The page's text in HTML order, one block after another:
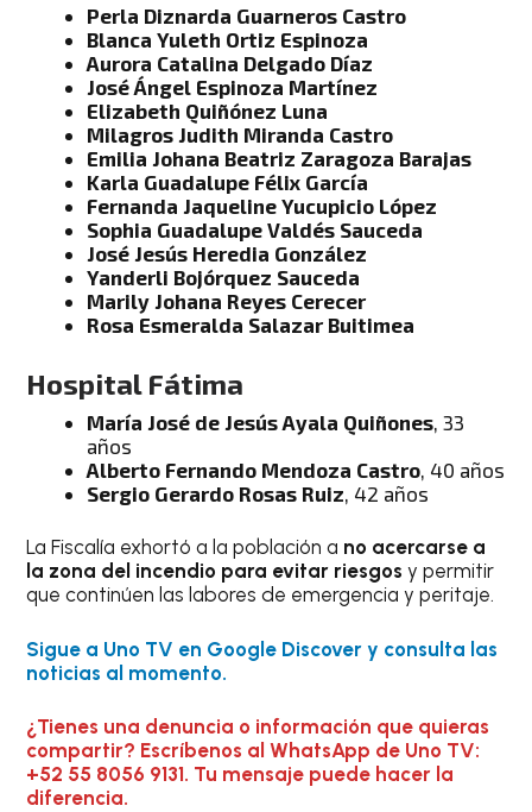
Perla Diznarda Guarneros Castro
Blanca Yuleth Ortiz Espinoza
Aurora Catalina Delgado Díaz
José Ángel Espinoza Martínez
Elizabeth Quiñónez Luna
Milagros Judith Miranda Castro
Emilia Johana Beatriz Zaragoza Barajas
Karla Guadalupe Félix García
Fernanda Jaqueline Yucupicio López
Sophia Guadalupe Valdés Sauceda
José Jesús Heredia González
Yanderli Bojórquez Sauceda
Marily Johana Reyes Cerecer
Rosa Esmeralda Salazar Buitimea
Hospital Fátima
María José de Jesús Ayala Quiñones , 33
años
Alberto Fernando Mendoza Castro , 40 años
Sergio Gerardo Rosas Ruiz , 42 años
La Fiscalía exhortó a la población a no acercarse a
la zona del incendio para evitar riesgosy permitir
que continúen las labores de emergencia y peritaje.
Sigue a Uno TV en Google Discover y consulta las
noticias al momento.
¿Tienes una denuncia o información que quieras
compartir? Escríbenos al WhatsApp de Uno TV:
+52 55 8056 9131. Tu mensaje puede hacer la
diferencia.